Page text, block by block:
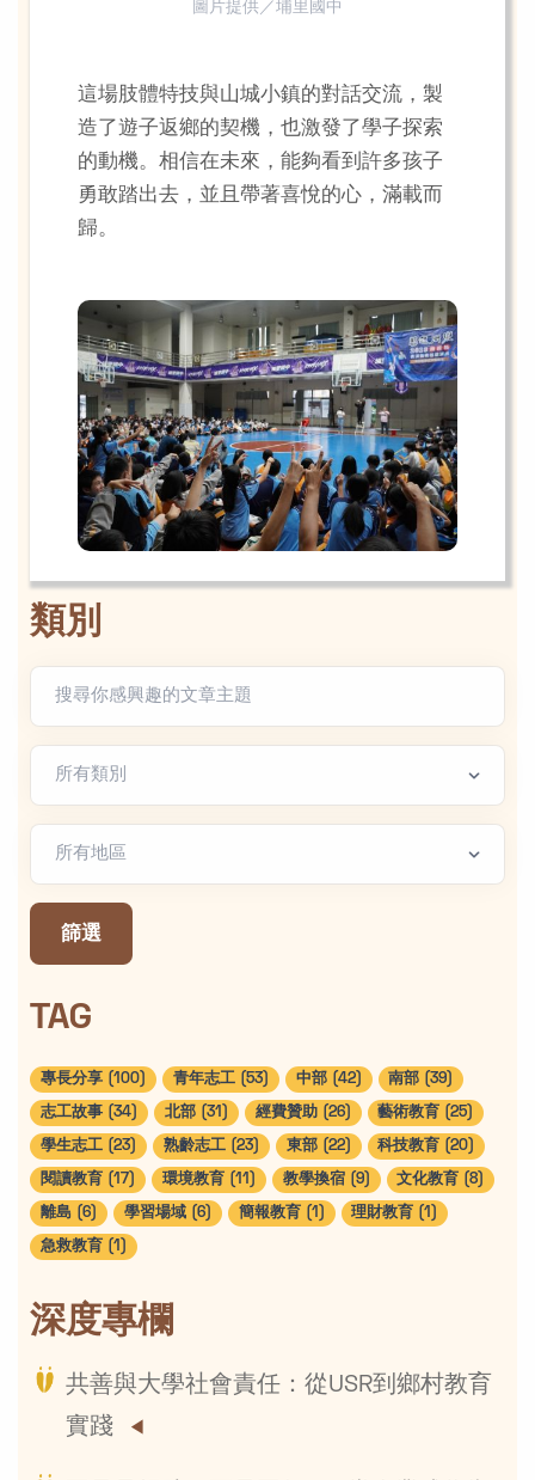
圖片提供／埔里國中
這場肢體特技與山城小鎮的對話交流，製
造了遊子返鄉的契機，也激發了學子探索
的動機。相信在未來，能夠看到許多孩子
勇敢踏出去，並且帶著喜悅的心，滿載而
歸。
類別
地區篩選
篩選
TAG
專長分享 (100) 青年志工 (53) 中部 (42) 南部 (39)
志工故事 (34) 北部 (31) 經費贊助 (26) 藝術教育 (25)
學生志工 (23) 熟齡志工 (23) 東部 (22) 科技教育 (20)
閱讀教育 (17) 環境教育 (11) 教學換宿 (9) 文化教育 (8)
離島 (6) 學習場域 (6) 簡報教育 (1) 理財教育 (1)
急救教育 (1)
深度專欄
共善與大學社會責任：從USR到鄉村教育
實踐